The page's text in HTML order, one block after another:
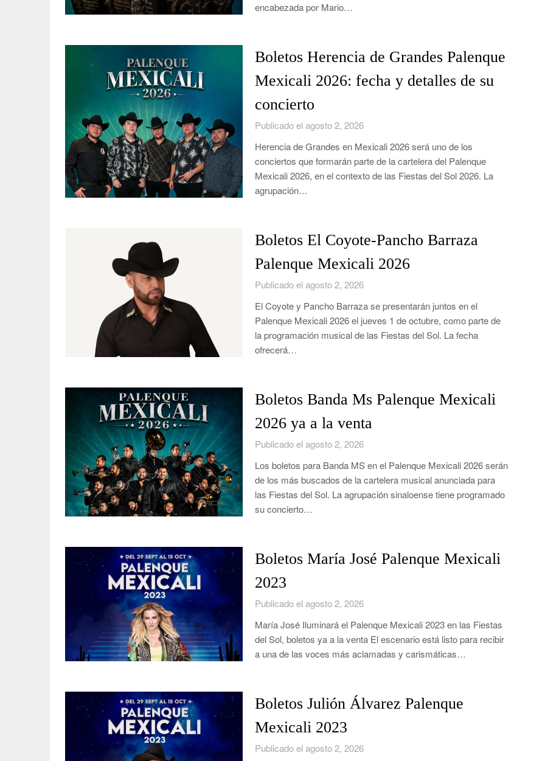
encabezada por Mario…
Boletos Herencia de Grandes Palenque
Mexicali 2026: fecha y detalles de su
concierto
Publicado el agosto 2, 2026
Herencia de Grandes en Mexicali 2026 será uno de los
conciertos que formarán parte de la cartelera del Palenque
Mexicali 2026, en el contexto de las Fiestas del Sol 2026. La
agrupación…
Boletos El Coyote-Pancho Barraza
Palenque Mexicali 2026
Publicado el agosto 2, 2026
El Coyote y Pancho Barraza se presentarán juntos en el
Palenque Mexicali 2026 el jueves 1 de octubre, como parte de
la programación musical de las Fiestas del Sol. La fecha
ofrecerá…
Boletos Banda Ms Palenque Mexicali
2026 ya a la venta
Publicado el agosto 2, 2026
Los boletos para Banda MS en el Palenque Mexicali 2026 serán
de los más buscados de la cartelera musical anunciada para
las Fiestas del Sol. La agrupación sinaloense tiene programado
su concierto…
Boletos María José Palenque Mexicali
2023
Publicado el agosto 2, 2026
María José Iluminará el Palenque Mexicali 2023 en las Fiestas
del Sol, boletos ya a la venta El escenario está listo para recibir
a una de las voces más aclamadas y carismáticas…
Boletos Julión Álvarez Palenque
Mexicali 2023
Publicado el agosto 2, 2026